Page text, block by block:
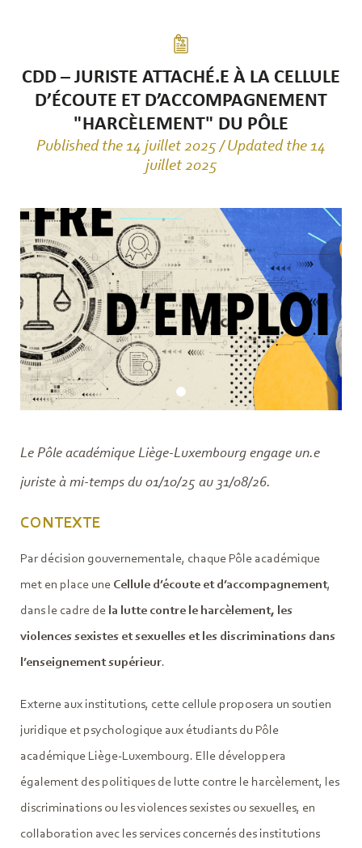
CDD – JURISTE ATTACHÉ.E À LA CELLULE
D’ÉCOUTE ET D’ACCOMPAGNEMENT
"HARCÈLEMENT" DU PÔLE
Published the 14 juillet 2025 / Updated the 14
juillet 2025
Le Pôle académique Liège-Luxembourg engage un.e
juriste à mi-temps du 01/10/25 au 31/08/26.
CONTEXTE
Par décision gouvernementale, chaque Pôle académique
met en place une Cellule d’écoute et d’accompagnement,
dans le cadre de la lutte contre le harcèlement, les
violences sexistes et sexuelles et les discriminations dans
l’enseignement supérieur.
Externe aux institutions, cette cellule proposera un soutien
juridique et psychologique aux étudiants du Pôle
académique Liège-Luxembourg. Elle développera
également des politiques de lutte contre le harcèlement, les
discriminations ou les violences sexistes ou sexuelles, en
collaboration avec les services concernés des institutions